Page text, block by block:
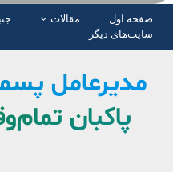
صفحە اول مقالات
سایت‌های دیگر
مدیرعامل
پاکبان